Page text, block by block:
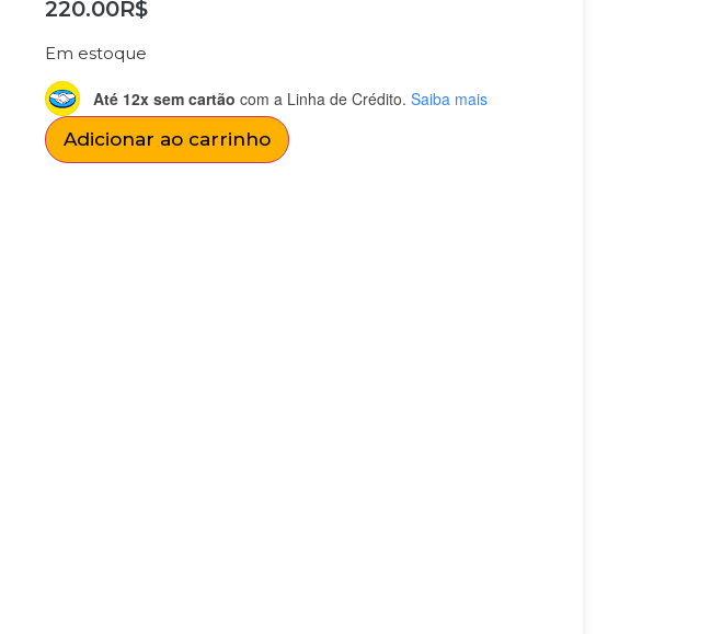
220.00R$
Em estoque
Até 12x sem cartão com a Linha de Crédito. Saiba mais
Adicionar ao carrinho